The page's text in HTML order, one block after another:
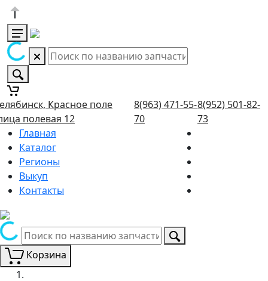
Красное поле
полевая 12
8(963) 471-55-
70
8(952) 501-82-
73
Главная
Каталог
Регионы
Выкуп
Контакты
Корзина